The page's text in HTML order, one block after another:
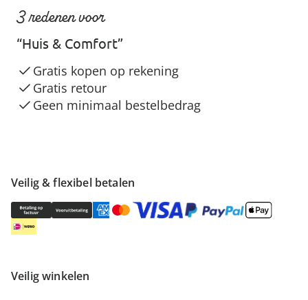
Veilig & flexibel betalen
Veilig winkelen
3 redenen voor
“Huis & Comfort”
Gratis kopen op rekening
Gratis retour
Geen minimaal bestelbedrag